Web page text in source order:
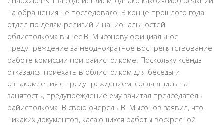
на обращения не последовало. В конце прошлого года
отдел по делам религий и национальностей
облисполкома вынес В. Мысонову официальное
предупреждение за неоднократное воспрепятствование
работе комиссии при райисполкоме. Поскольку ксёндз
отказался приехать в облисполком для беседы и
ознакомления с предупреждением, сославшись на
занятость, предупреждение ему зачитал председатель
райисполкома. В свою очередь В. Мысонов заявил, что
никаких документов, касающихся работы воскресной